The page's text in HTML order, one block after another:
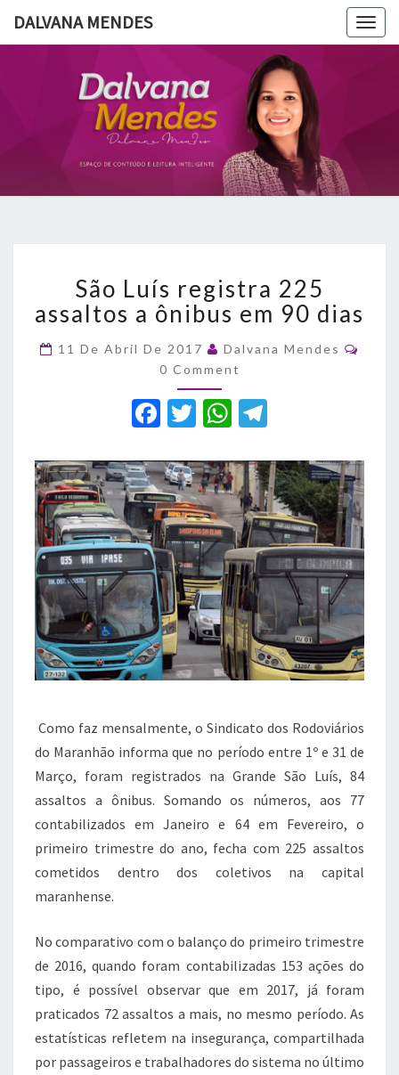
DALVANA MENDES
DALVANA
MENDES
Espaço De
Conteúdo
E Leitura
Inteligente
Luís
registra
225
assaltos
a
ônibus
em
90
São Luís registra 225
assaltos a ônibus em 90 dias
11 De Abril De 2017 Dalvana Mendes
0 Comment
F
c
e
b
o
o
k
T
it
te
r
W
at
s
A
p
p
e
gr
a
m
Como faz mensalmente, o Sindicato dos Rodoviários
do Maranhão informa que no período entre 1º e 31 de
Março, foram registrados na Grande São Luís, 84
assaltos a ônibus. Somando os números, aos 77
contabilizados em Janeiro e 64 em Fevereiro, o
primeiro trimestre do ano, fecha com 225 assaltos
cometidos dentro dos coletivos na capital
maranhense.
No comparativo com o balanço do primeiro trimestre
de 2016, quando foram contabilizadas 153 ações do
tipo, é possível observar que em 2017, já foram
praticados 72 assaltos a mais, no mesmo período. As
estatísticas refletem na insegurança, compartilhada
por passageiros e trabalhadores do sistema no último